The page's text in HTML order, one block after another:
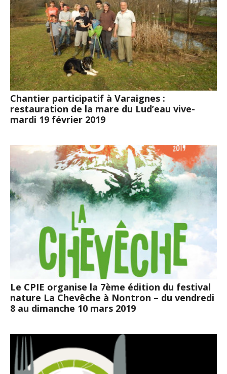
Chantier participatif à Varaignes :
restauration de la mare du Lud’eau vive-
mardi 19 février 2019
Le CPIE organise la 7ème édition du festival
nature La Chevêche à Nontron – du vendredi
8 au dimanche 10 mars 2019